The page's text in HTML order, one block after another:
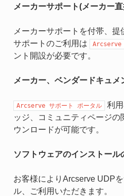
メーカーサポート(メーカー
メーカーサポートを付帯、
サポートのご利用は
Arcserve
ント開設が必要です。
メーカー、ベンダードキュメ
Arcserve サポート ポータル
利
ッジ、コミュニティページ
ウンロードが可能です。
ソフトウェアのインストール
お客様によりArcserve UDP
ル、ご利用いただきます。